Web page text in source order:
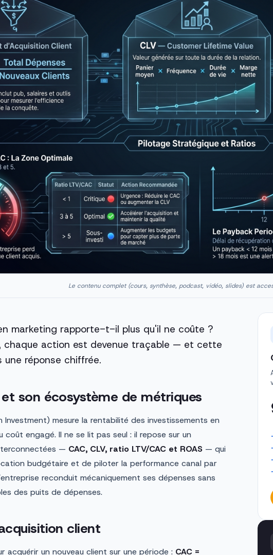
Le contenu complet (cours, synthèse, podcast, vidéo, slides) est
marketing rapporte-t-il plus qu'il ne coûte ?
chaque action est devenue traçable — et cette
une réponse chiffrée.
son écosystème de métriques
Investment) mesure la rentabilité des investissements en
engagé. Il ne se lit pas seul : il repose sur un
— CAC, CLV, ratio LTV/CAC et ROAS — qui
budgétaire et de piloter la performance canal par
reconduit mécaniquement ses dépenses sans
des puits de dépenses.
client
acquérir un nouveau client sur une période : CAC =